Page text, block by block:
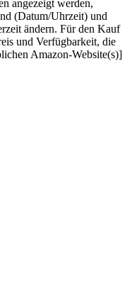
angezeigt werden,
(Datum/Uhrzeit) und
ändern. Für den Kauf
und Verfügbarkeit, die
Amazon-Website(s)]